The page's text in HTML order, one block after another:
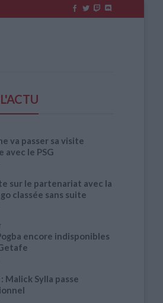
va passer sa visite
avec le PSG
sur le partenariat avec la
classée sans suite
encore indisponibles
Malick Sylla passe